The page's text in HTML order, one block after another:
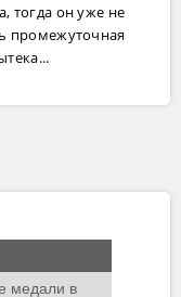
тогда он уже не
промежуточная